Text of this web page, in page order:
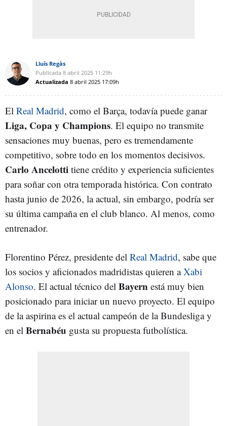
Lluís Regàs
Publicada 8 abril 2025 11:29h
Actualizada 8 abril 2025 17:09h
El Real Madrid, como el Barça, todavía puede ganar
Liga, Copa y Champions. El equipo no transmite
sensaciones muy buenas, pero es tremendamente
competitivo, sobre todo en los momentos decisivos.
Carlo Ancelotti tiene crédito y experiencia suficientes
para soñar con otra temporada histórica. Con contrato
hasta junio de 2026, la actual, sin embargo, podría ser
su última campaña en el club blanco. Al menos, como
entrenador.
Florentino Pérez, presidente del Real Madrid, sabe que
los socios y aficionados madridistas quieren aXabi
Alonso. El actual técnico del Bayern está muy bien
posicionado para iniciar un nuevo proyecto. El equipo
de la aspirina es el actual campeón de la Bundesliga y
en el Bernabéu gusta su propuesta futbolística.